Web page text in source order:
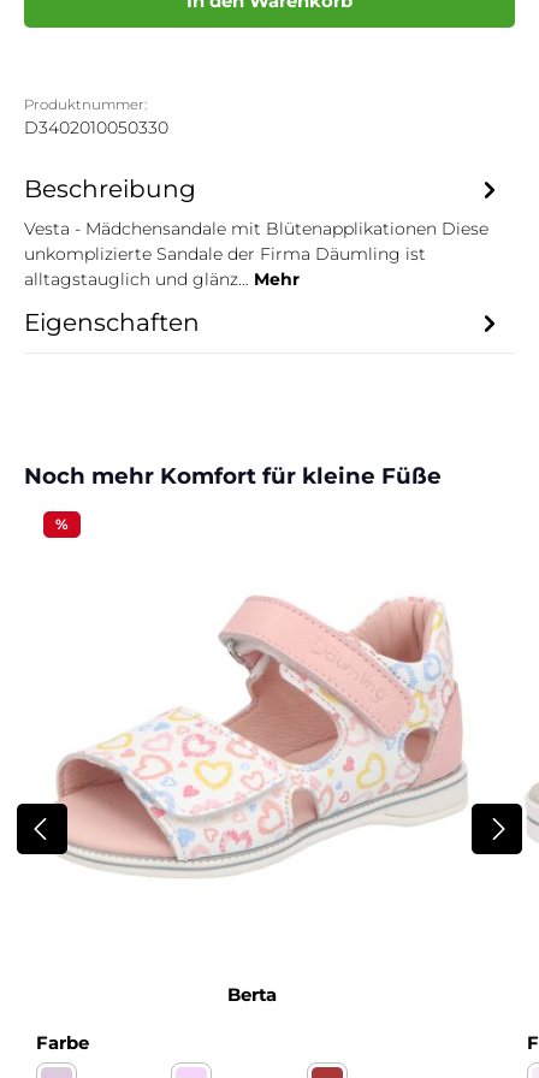
Produktnummer:
D3402010050330
Beschreibung
Vesta - Mädchensandale mit Blütenapplikationen Diese
unkomplizierte Sandale der Firma Däumling ist
alltagstauglich und glänz… Mehr
Eigenschaften
Produktgalerie überspringen
Noch mehr Komfort für kleine Füße
%
Berta
Farbeauswählen